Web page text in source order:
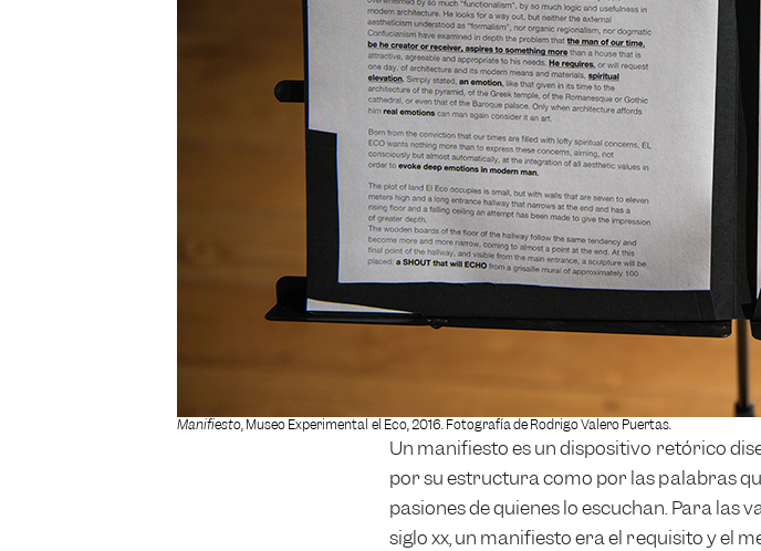
Manifiesto, Museo Experimental el Eco, 2016. Fotografía de Rodrigo Valero Puertas.
Un manifiesto es un dispositivo retórico
por su estructura como por las palabras
pasiones de quienes lo escuchan. Para las
siglo xx, un manifiesto era el requisito y el